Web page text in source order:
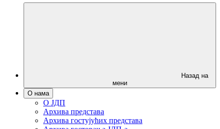
Назад на
мени
О нама
О ЈДП
Архива представа
Архива гостујућих представа